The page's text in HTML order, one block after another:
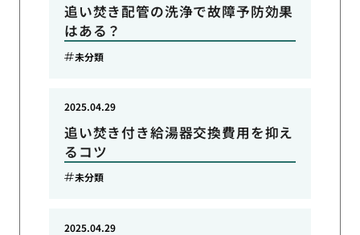
追い焚き配管の洗浄で故障予防効果
はある？
未分類
追い焚き付き給湯器交換費用を抑え
るコツ
2025.04.29
未分類
2025.04.29